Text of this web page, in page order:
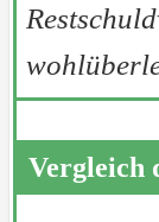
Vergleich